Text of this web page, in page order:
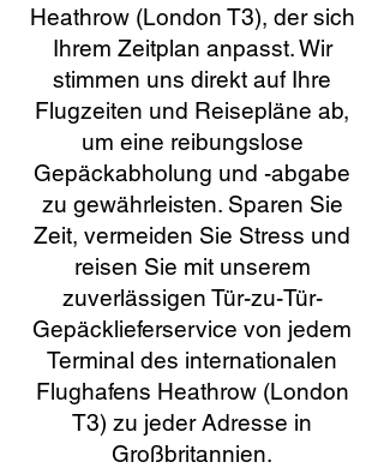
Heathrow (London T3), der sich
Ihrem Zeitplan anpasst. Wir
stimmen uns direkt auf Ihre
Flugzeiten und Reisepläne ab,
um eine reibungslose
Gepäckabholung und -abgabe
zu gewährleisten. Sparen Sie
Zeit, vermeiden Sie Stress und
reisen Sie mit unserem
zuverlässigen Tür-zu-Tür-
Gepäcklieferservice von jedem
Terminal des internationalen
Flughafens Heathrow (London
T3) zu jeder Adresse in
Großbritannien.